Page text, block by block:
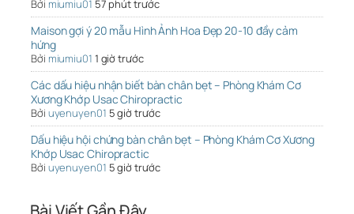
Bởi miumiu01 57 phút trước
Maison gợi ý 20 mẫu Hình Ảnh Hoa Đẹp 20-10 đầy cảm
hứng
Bởi miumiu01 1 giờ trước
Các dấu hiệu nhận biết bàn chân bẹt – Phòng Khám Cơ
Xương Khớp Usac Chiropractic
Bởi uyenuyen01 5 giờ trước
Dấu hiệu hội chứng bàn chân bẹt – Phòng Khám Cơ Xương
Khớp Usac Chiropractic
Bởi uyenuyen01 5 giờ trước